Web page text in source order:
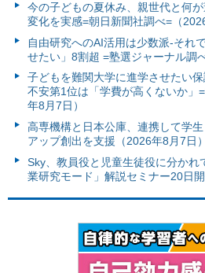
今の子どもの夏休み、親世代と何
変化を実感=朝日新聞社調べ=（
自由研究へのAI活用は少数派-それ
せたい」8割超 =塾選ジャーナル調
子どもを難関大学に進学させたい
不安第1位は「学費が高くないか」
年8月7日）
高専機構と日本公庫、連携して学
アップ創出を支援（2026年8月7日）
Sky、教員役と児童生徒役に分かれ
業研究モード」解説セミナー20日